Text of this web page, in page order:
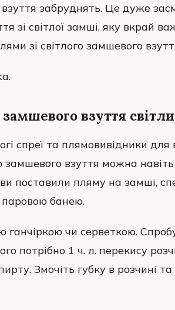
забруднять. Це дуже
зі світлої замші, яку вкрай
зі світлого замшевого
взуття
спреї та плямовивідники для
замшевого взуття можна
поставили пляму на замші,
банею.
ганчіркою чи серветкою.
потрібно 1 ч. л. перекису
Змочіть губку в розчині